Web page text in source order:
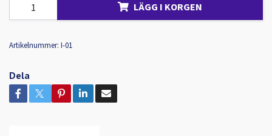
LÄGG I KORGEN
Artikelnummer: I-01
Dela